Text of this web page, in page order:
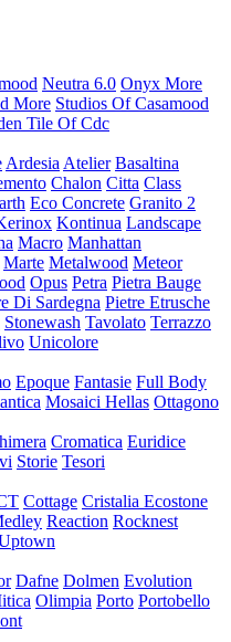
Neutra 6.0 Onyx More
More Studios Of Casamood
Tile Of Cdc
Ardesia Atelier Basaltina
Chalon Citta Class
Eco Concrete Granito 2
Kontinua Landscape
Macro Manhattan
Marte Metalwood Meteor
Opus Petra Pietra Bauge
Di Sardegna Pietre Etrusche
Stonewash Tavolato Terrazzo
Unicolore
Epoque Fantasie Full Body
Mosaici Hellas Ottagono
Cromatica Euridice
Storie Tesori
Cottage Cristalia Ecostone
Reaction Rocknest
Dafne Dolmen Evolution
Olimpia Porto Portobello